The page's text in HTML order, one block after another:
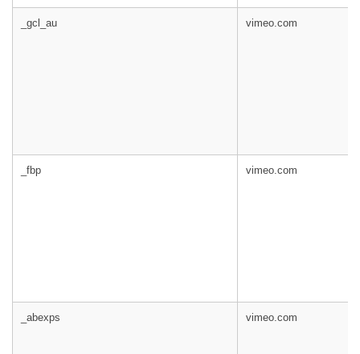
_gcl_au vimeo.com
_fbp vimeo.com
_abexps vimeo.com